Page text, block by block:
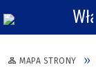
MAPA STRONY